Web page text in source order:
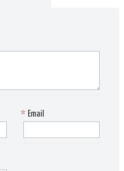
Email
*